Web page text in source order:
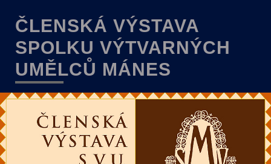
ČLENSKÁ VÝSTAVA
SPOLKU VÝTVARNÝCH
UMĚLCŮ MÁNES